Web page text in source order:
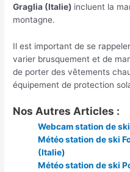
Graglia (Italie) incluent la
montagne.
Il est important de se
varier brusquement et de
de porter des vêtements
équipement de protection
Nos Autres Articles :
Webcam station de
Météo station de ski
(Italie)
Météo station de ski